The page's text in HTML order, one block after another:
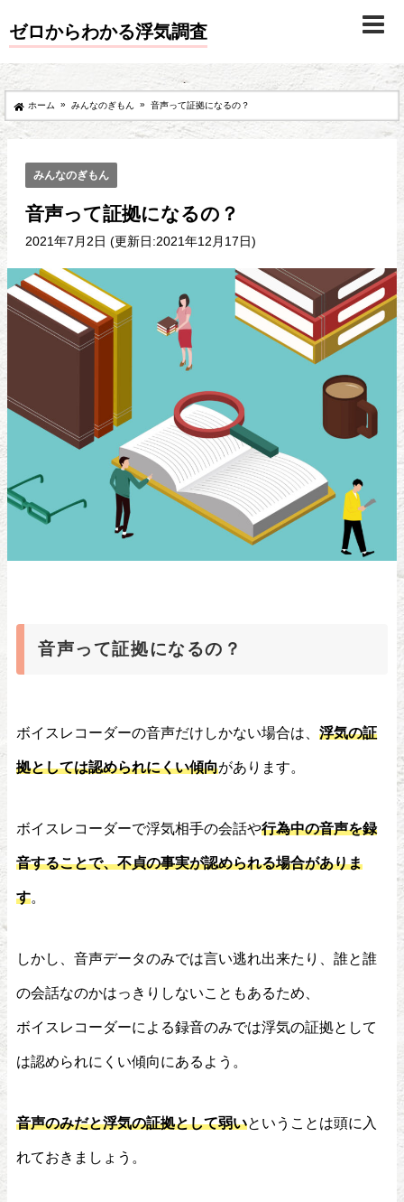
ゼロからわかる浮気調査
ホーム » みんなのぎもん » 音声って証拠になるの？
みんなのぎもん
音声って証拠になるの？
2021年7月2日 (更新日:2021年12月17日)
音声って証拠になるの？
ボイスレコーダーの音声だけしかない場合は、 浮気の証
拠としては認められにくい傾向があります。
ボイスレコーダーで浮気相手の会話や行為中の音声を録
音することで、不貞の事実が認められる場合がありま
す
しかし、音声データのみでは言い逃れ出来たり、誰と誰
の会話なのかはっきりしないこともあるため、
ボイスレコーダーによる録音のみでは浮気の証拠として
は認められにくい傾向にあるよう。
音声のみだと浮気の証拠として弱いということは頭に入
れておきましょう。